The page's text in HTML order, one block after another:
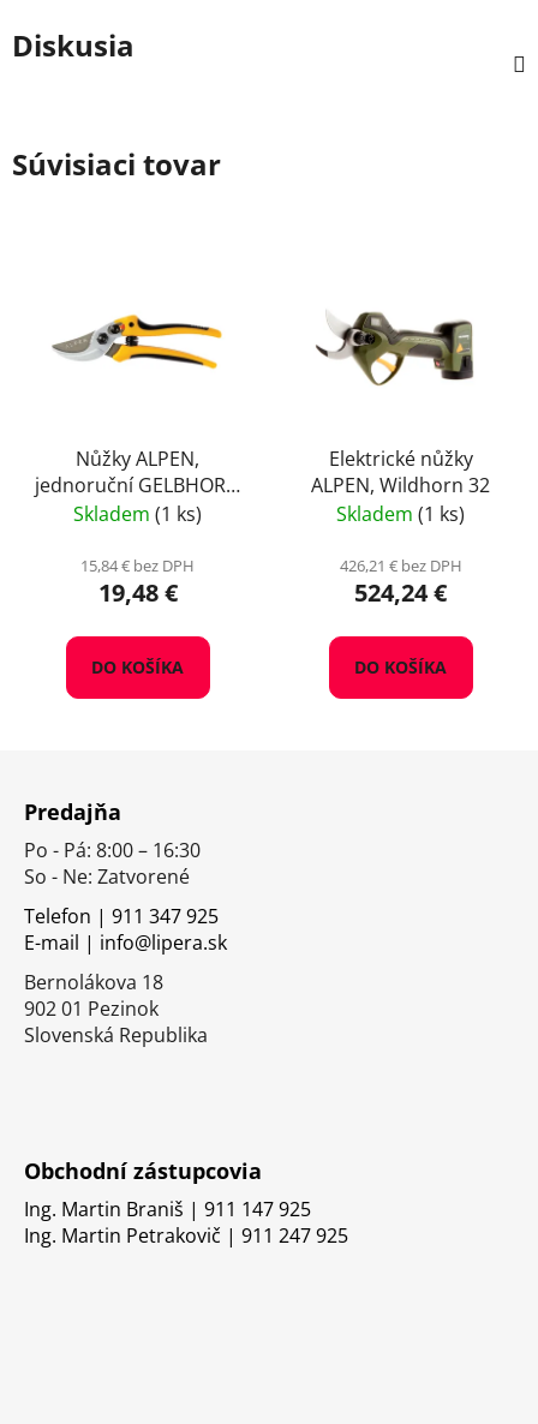
Diskusia
Súvisiaci tovar
Nůžky ALPEN,
jednoruční GELBHORN
140
Skladem (1 ks)
15,84 € bez DPH
19,48 €
DO KOŠÍKA
Elektrické nůžky
ALPEN, Wildhorn 32
Skladem (1 ks)
426,21 € bez DPH
524,24 €
DO KOŠÍKA
Predajňa
Po - Pá: 8:00 – 16:30
So - Ne: Zatvorené
Telefon | 911 347 925
E-mail | info@lipera.sk
Bernolákova 18
902 01 Pezinok
Slovenská Republika
Obchodní zástupcovia
Ing. Martin Braniš | 911 147 925
Ing. Martin Petrakovič | 911 247 925